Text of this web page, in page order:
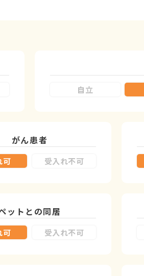
自立
がん患者
可 受入れ不可
ットとの同居
可 受入れ不可